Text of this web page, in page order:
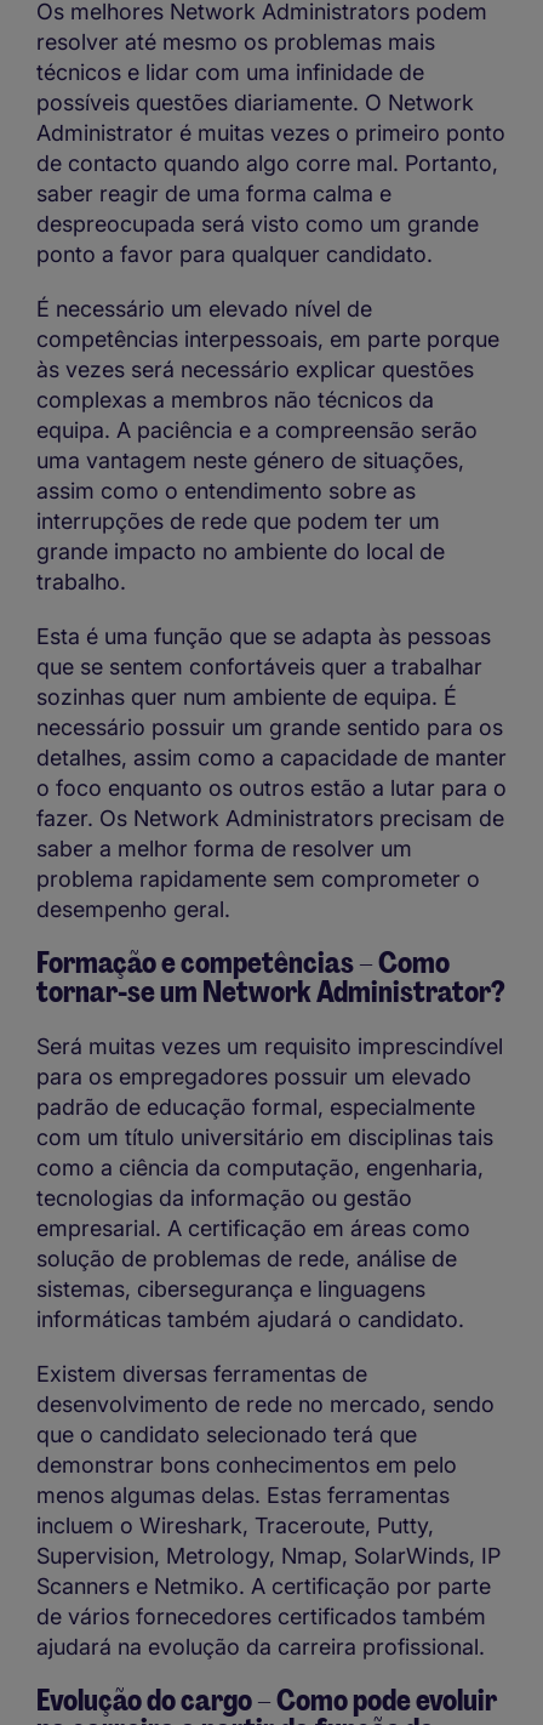
Os melhores Network Administrators podem
resolver até mesmo os problemas mais
técnicos e lidar com uma infinidade de
possíveis questões diariamente. O Network
Administrator é muitas vezes o primeiro ponto
de contacto quando algo corre mal. Portanto,
saber reagir de uma forma calma e
despreocupada será visto como um grande
ponto a favor para qualquer candidato.
É necessário um elevado nível de
competências interpessoais, em parte porque
às vezes será necessário explicar questões
complexas a membros não técnicos da
equipa. A paciência e a compreensão serão
uma vantagem neste género de situações,
assim como o entendimento sobre as
interrupções de rede que podem ter um
grande impacto no ambiente do local de
trabalho.
Esta é uma função que se adapta às pessoas
que se sentem confortáveis quer a trabalhar
sozinhas quer num ambiente de equipa. É
necessário possuir um grande sentido para os
detalhes, assim como a capacidade de manter
o foco enquanto os outros estão a lutar para o
fazer. Os Network Administrators precisam de
saber a melhor forma de resolver um
problema rapidamente sem comprometer o
desempenho geral.
Formação e competências – Como
tornar-se um Network Administrator?
Será muitas vezes um requisito imprescindível
para os empregadores possuir um elevado
padrão de educação formal, especialmente
com um título universitário em disciplinas tais
como a ciência da computação, engenharia,
tecnologias da informação ou gestão
empresarial. A certificação em áreas como
solução de problemas de rede, análise de
sistemas, cibersegurança e linguagens
informáticas também ajudará o candidato.
Existem diversas ferramentas de
desenvolvimento de rede no mercado, sendo
que o candidato selecionado terá que
demonstrar bons conhecimentos em pelo
menos algumas delas. Estas ferramentas
incluem o Wireshark, Traceroute, Putty,
Supervision, Metrology, Nmap, SolarWinds, IP
Scanners e Netmiko. A certificação por parte
de vários fornecedores certificados também
ajudará na evolução da carreira profissional.
Evolução do cargo – Como pode evoluir